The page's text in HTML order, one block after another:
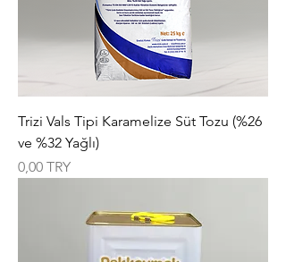
Trizi Vals Tipi Karamelize Süt Tozu (%26
ve %32 Yağlı)
Цена
0,00 TRY